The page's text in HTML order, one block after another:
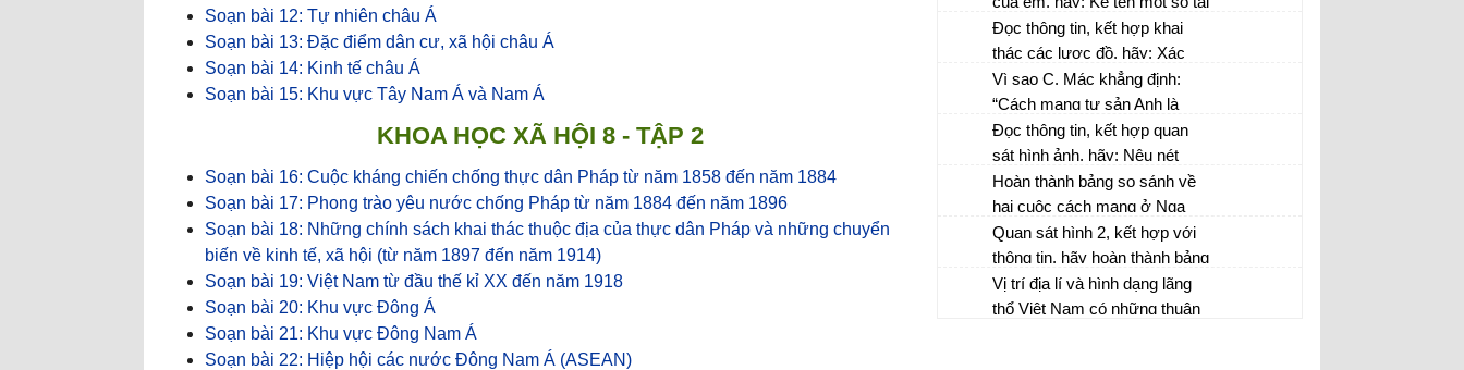
Soạn bài 12: Tự nhiên châu Á
Soạn bài 13: Đặc điểm dân cư, xã hội châu Á
Soạn bài 14: Kinh tế châu Á
Soạn bài 15: Khu vực Tây Nam Á và Nam Á
KHOA HỌC XÃ HỘI 8 - TẬP 2
Soạn bài 16: Cuộc kháng chiến chống thực dân Pháp từ năm 1858 đến năm 1884
Soạn bài 17: Phong trào yêu nước chống Pháp từ năm 1884 đến năm 1896
Soạn bài 18: Những chính sách khai thác thuộc địa của thực dân Pháp và những chuyển
biến về kinh tế, xã hội (từ năm 1897 đến năm 1914)
Soạn bài 19: Việt Nam từ đầu thế kỉ XX đến năm 1918
Soạn bài 20: Khu vực Đông Á
Soạn bài 21: Khu vực Đông Nam Á
Soạn bài 22: Hiệp hội các nước Đông Nam Á (ASEAN)
nguyên của vùng biển nước
ta. Những tài nguyên này là
cơ sở để phát triển những
ngành kinh tế nào?
Đọc thông tin, kết hợp khai
thác các lược đồ, hãy: Xác
định trên lược đồ các đảo,
quần đảo và hai quần đảo
Hoàng Sa, Trường Sa của
Việt Nam.
Vì sao C. Mác khẳng định:
“Cách mạng tư sản Anh là
thắng lợi của chế độ xã hội
mới đối với chế độ phong
kiến”
Đọc thông tin, kết hợp quan
sát hình ảnh, hãy: Nêu nét
mới trong phong trào độc lập
dân tộc ở châu Á sau Chiến
tranh thế giới thứ nhất.
Hoàn thành bảng so sánh về
hai cuộc cách mạng ở Nga
năm 1917
Quan sát hình 2, kết hợp với
thông tin, hãy hoàn thành bảng
theo mẫu sau:
Vị trí địa lí và hình dạng lãng
thổ Việt Nam có những thuận